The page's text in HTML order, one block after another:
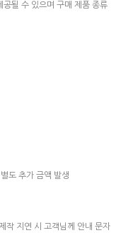
될 수 있으며 구매 제품 종류
도 추가 금액 발생
작 지연 시 고객님께 안내 문자